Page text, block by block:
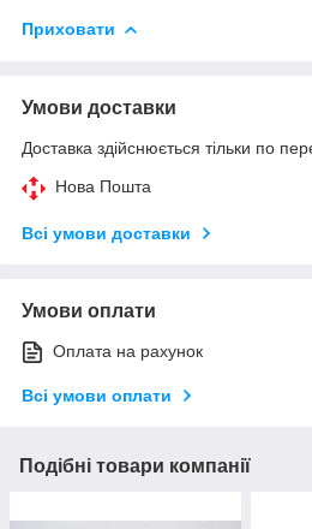
Приховати
Умови доставки
Доставка здійснюється тільки по
Нова Пошта
Всі умови доставки
Умови оплати
Оплата на рахунок
Всі умови оплати
Подібні товари компанії